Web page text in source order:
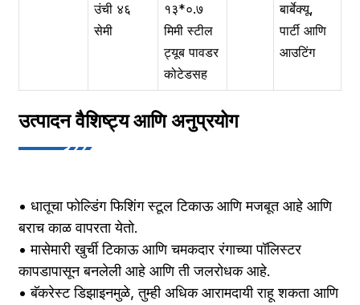
उंची ४६
सेमी
१३*०.७
मिमी स्टील
ट्यूब पावडर
कोटेडसह
बार्बेक्यू,
पार्टी आणि
आउटिंग
उत्पादन वैशिष्ट्य आणि अनुप्रयोग
• धातूचा फोल्डिंग फिशिंग स्टूल टिकाऊ आणि मजबूत आहे आणि
बराच काळ वापरता येतो.
• मासेमारी खुर्ची टिकाऊ आणि चमकदार रंगाच्या पॉलिस्टर
कापडापासून बनलेली आहे आणि ती जलरोधक आहे.
• बॅकरेस्ट डिझाइनमुळे, तुम्ही अधिक आरामदायी राहू शकता आणि